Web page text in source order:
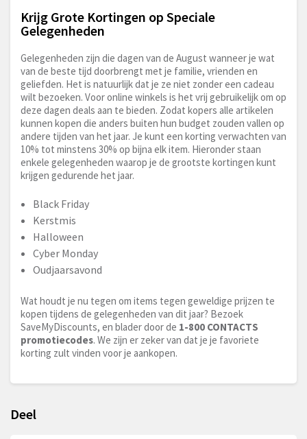
Krijg Grote Kortingen op Speciale
Gelegenheden
Gelegenheden zijn die dagen van de August wanneer je wat
van de beste tijd doorbrengt met je familie, vrienden en
geliefden. Het is natuurlijk dat je ze niet zonder een cadeau
wilt bezoeken. Voor online winkels is het vrij gebruikelijk om op
deze dagen deals aan te bieden. Zodat kopers alle artikelen
kunnen kopen die anders buiten hun budget zouden vallen op
andere tijden van het jaar. Je kunt een korting verwachten van
10% tot minstens 30% op bijna elk item. Hieronder staan
enkele gelegenheden waarop je de grootste kortingen kunt
krijgen gedurende het jaar.
Black Friday
Kerstmis
Halloween
Cyber Monday
Oudjaarsavond
Wat houdt je nu tegen om items tegen geweldige prijzen te
kopen tijdens de gelegenheden van dit jaar? Bezoek
SaveMyDiscounts, en blader door de 1-800 CONTACTS
promotiecodes. We zijn er zeker van dat je je favoriete
korting zult vinden voor je aankopen.
Deel